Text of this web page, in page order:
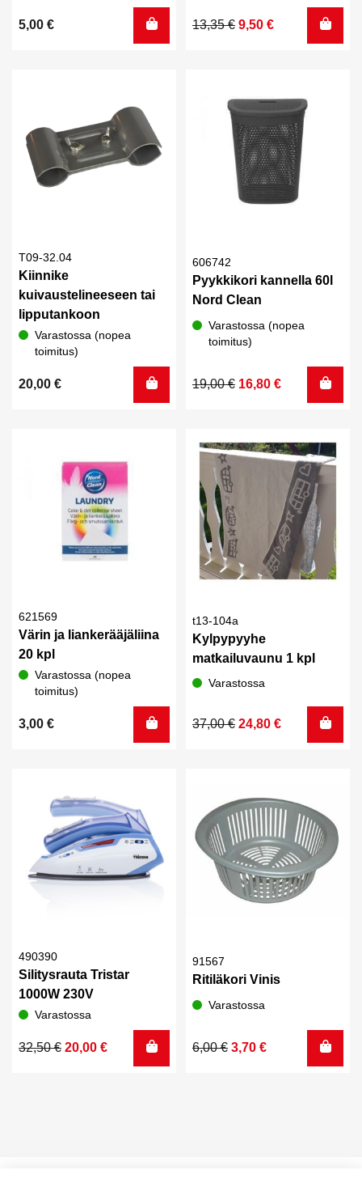
5,00 € 13,35€
Alkuperäinen
9,50 €
Nykyinen
T09-32.04
Kiinnike
kuivaustelineeseen tai
lipputankoon
Varastossa (nopea
toimitus)
20,00 €
606742
Pyykkikori kannella 60l
Nord Clean
Varastossa (nopea
toimitus)
19,00€
Alkuperäinen
19,00 €.
16,80 €
Nykyinen
16,80 €.
621569
Värin ja liankerääjäliina
20 kpl
Varastossa (nopea
toimitus)
3,00 €
t13-104a
Kylpypyyhe
matkailuvaunu 1 kpl
Varastossa
37,00€
Alkuperäinen
24,80 €
Nykyinen
490390
Silitysrauta Tristar
1000W 230V
Varastossa
32,50€
Alkuperäinen
20,00 €
Nykyinen
91567
Ritiläkori Vinis
Varastossa
6,00€
Alkuperäinen
3,70 €
Nykyinen